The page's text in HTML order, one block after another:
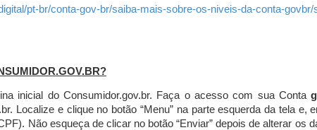
pt-br/conta-gov-br/saiba-mais-sobre-os-niveis-da-conta-
inicial do Consumidor.gov.br. Faça o acesso com sua Conta
Localize e clique no botão “Menu” na parte esquerda da tela e,
Não esqueça de clicar no botão “Enviar” depois de alterar os